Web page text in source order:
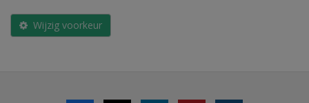
Wijzig voorkeur